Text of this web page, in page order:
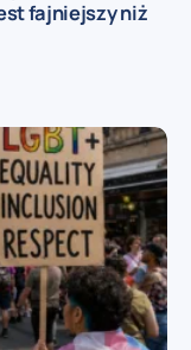
fajniejszy niż